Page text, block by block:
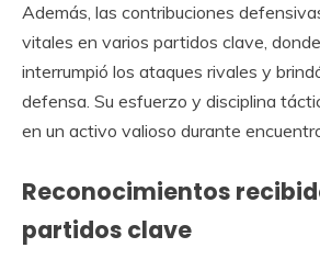
Además, las contribuciones
vitales en varios partidos clave,
interrumpió los ataques rivales y
defensa. Su esfuerzo y disciplina
en un activo valioso durante
Reconocimientos
partidos clave